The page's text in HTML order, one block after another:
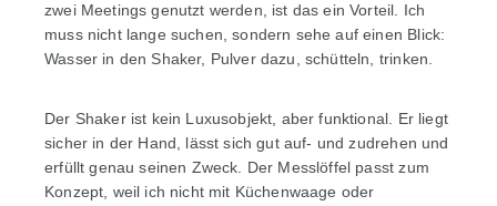
zwei Meetings genutzt werden, ist das ein Vorteil. Ich
muss nicht lange suchen, sondern sehe auf einen Blick:
Wasser in den Shaker, Pulver dazu, schütteln, trinken.
Der Shaker ist kein Luxusobjekt, aber funktional. Er liegt
sicher in der Hand, lässt sich gut auf- und zudrehen und
erfüllt genau seinen Zweck. Der Messlöffel passt zum
Konzept, weil ich nicht mit Küchenwaage oder